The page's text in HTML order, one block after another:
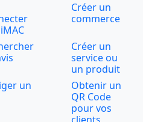
Créer un
commerce
Créer un
service ou
un produit
un
Obtenir un
QR Code
pour vos